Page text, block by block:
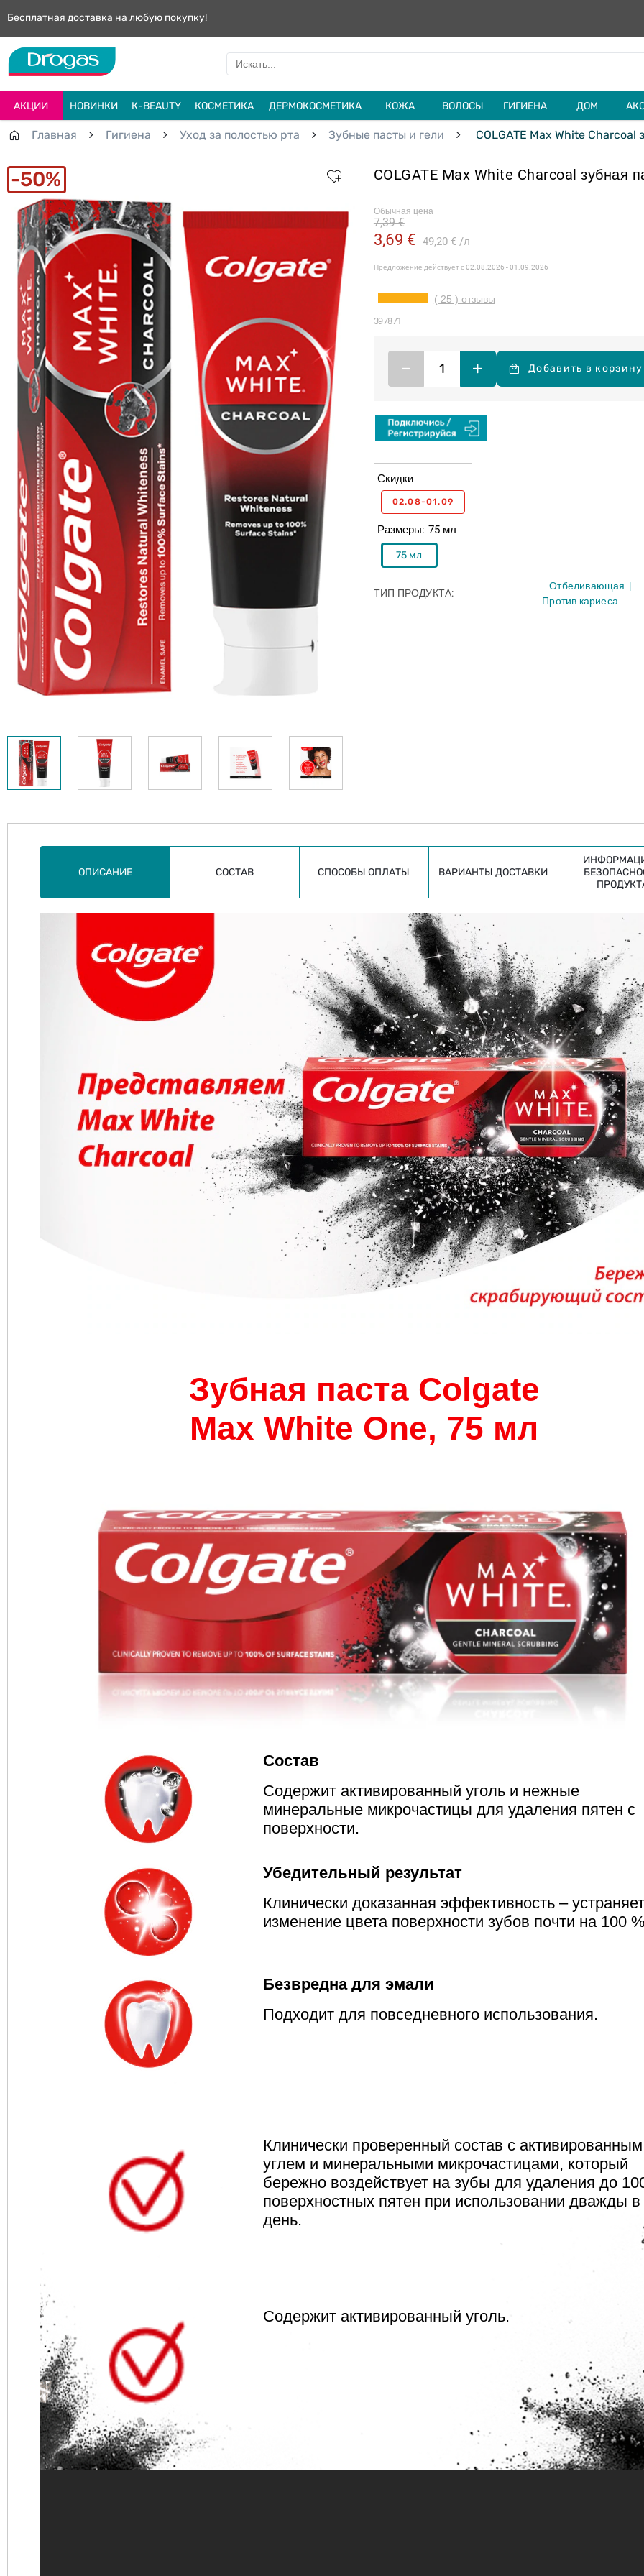
Бесплатная доставка на любую покупку!
АКЦИИ НОВИНКИ К-BEAUTY КОСМЕТИКА ДЕРМОКОСМЕТИКА КОЖА ВОЛОСЫ ГИГИЕНА ДОМ
Главная Гигиена Уход за полостью рта Зубные пасты и гели COLGATE Max White Charcoal
50% COLGATE Max White Charcoal зубная
Обычная цена
3,69 € 49,20 € л
7,39 €
Предложение действует с02.08.2026 - 01.09.2026
( 25 ) отзывы
397871
Размеры 75 мл
75 мл
– + Добавить в корзину
Скидки
02.08-01.09
ТИП ПРОДУКТА
Отбеливающая
Против кариеса
ОПИСАНИЕ СОСТАВ СПОСОБЫ ОПЛАТЫ ВАРИАНТЫ ДОСТАВКИ
Зубная паста Colgate
Max White One, 75 мл
Состав
Содержит активированный уголь и нежные
минеральные микрочастицы для удаления пятен с
поверхности.
Убедительный результат
Клинически доказанная эффективность –
изменение цвета поверхности зубов почти на 100
Безвредна для эмали
Подходит для повседневного использования.
Клинически проверенный состав с активированным
углем и минеральными микрочастицами, который
бережно воздействует на зубы для удаления до
поверхностных пятен при использовании дважды в
день.
Содержит активированный уголь.